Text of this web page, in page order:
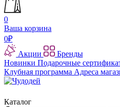
0
Ваша корзина
0₽
Акции
Бренды
Новинки Подарочные
Клубная программа Адреса
Каталог